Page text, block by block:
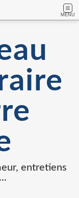
MENU
entretiens